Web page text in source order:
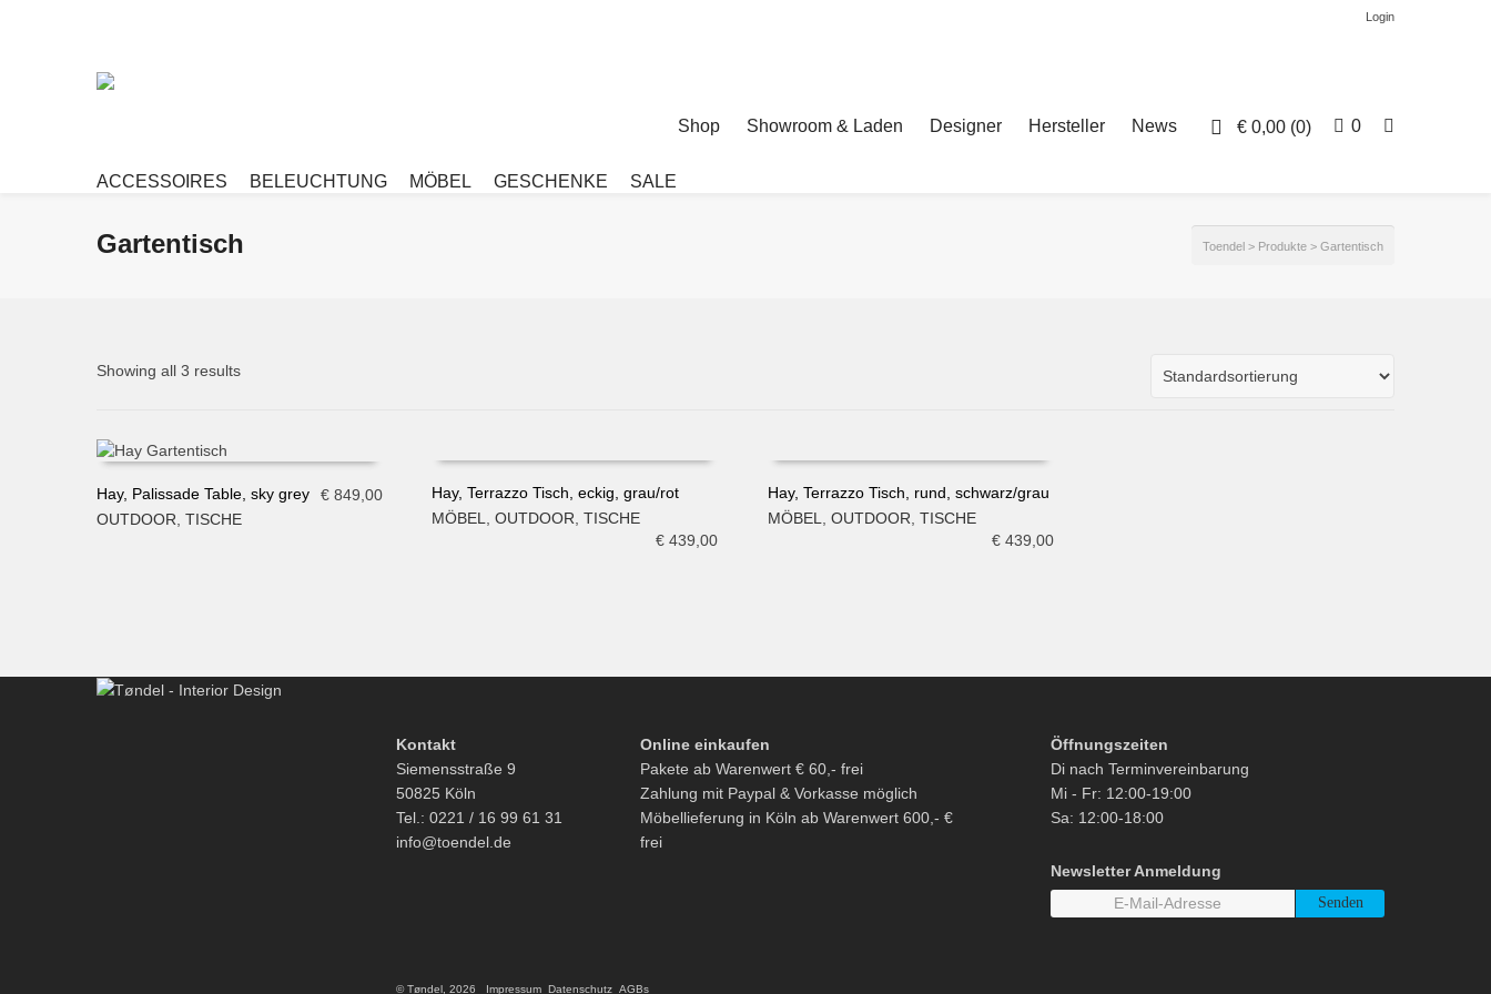
Login
€ 0,00 (0) 0
Shop Showroom & Laden Designer Hersteller News
ACCESSOIRES BELEUCHTUNG MÖBEL GESCHENKE SALE
Gartentisch Toendel > Produkte > Gartentisch
Showing all 3 results
IN DEN WARENKORB
Hay, Palissade Table, sky grey
OUTDOOR, TISCHE
€849,00
IN DEN WARENKORB
Hay, Terrazzo Tisch, eckig, grau/rot
MÖBEL
,OUTDOOR ,TISCHE
€ 439,00
IN DEN WARENKORB
Hay, Terrazzo Tisch, rund, schwarz/grau
MÖBEL
OUTDOOR TISCHE
€439,00
Kontakt
Siemensstraße 9
50825 Köln
Tel.: 0221 / 16 99 61 31
info@toendel.de
Online einkaufen
Pakete ab Warenwert € 60,- frei
Zahlung mit Paypal & Vorkasse möglich
Möbellieferung in Köln ab Warenwert 600,- €
frei
Öffnungszeiten
Di nach Terminvereinbarung
Mi - Fr: 12:00-19:00
Sa: 12:00-18:00
Newsletter Anmeldung
© Tøndel, 2026 Impressum Datenschutz AGBs